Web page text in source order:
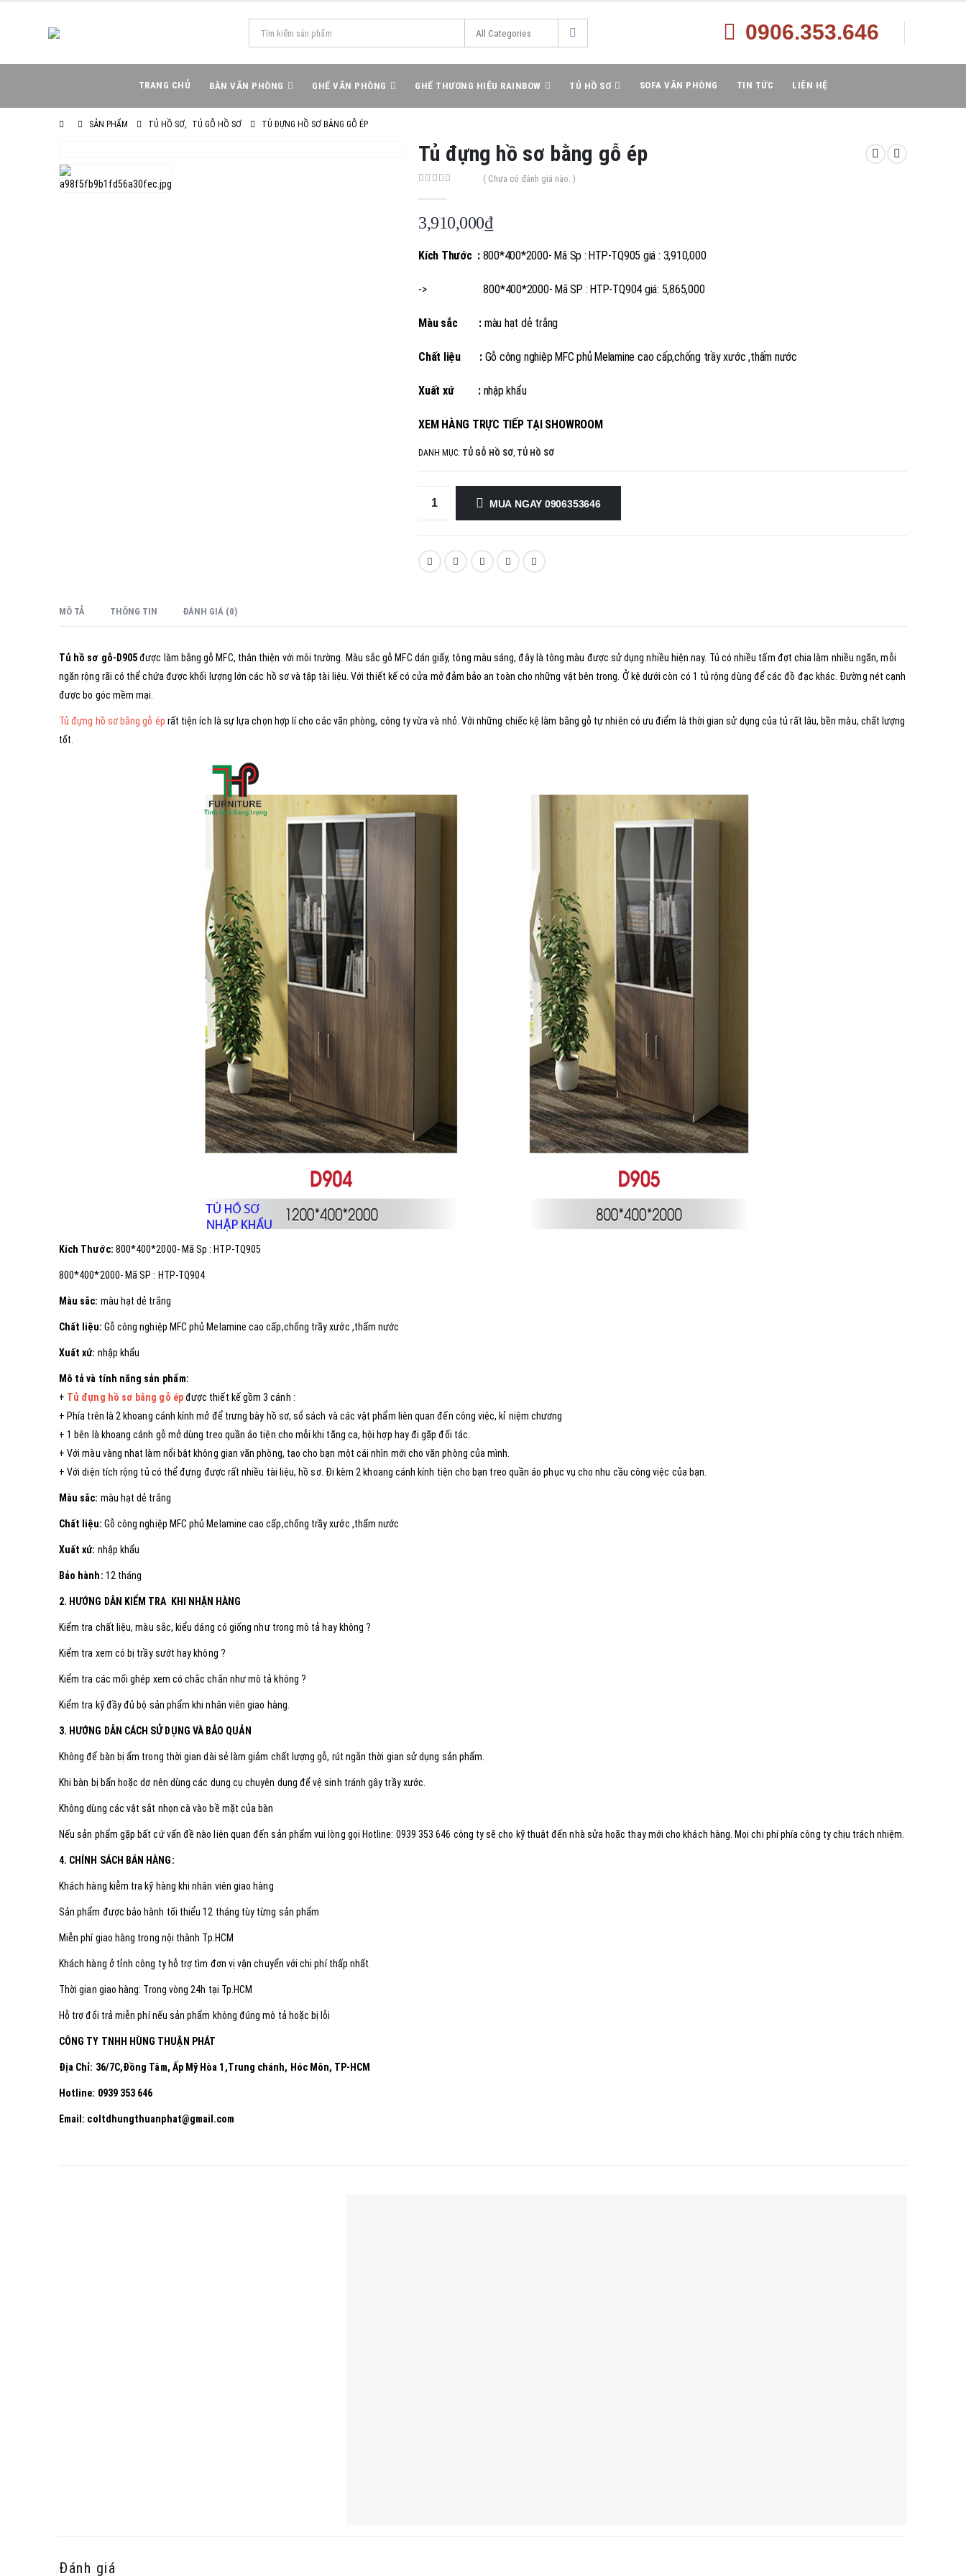
0906.353.646
TRANG CHỦ BÀN VĂN PHÒNG GHẾ VĂN PHÒNG GHẾ THƯƠNG HIỆU RAINBOW TỦ HỒ SƠ SOFA VĂN PHÒNG TIN TỨC LIÊN HỆ
SẢN PHẨM TỦ HỒ SƠ, TỦ GỖ HỒ SƠ TỦ ĐỰNG HỒ SƠ BẰNG GỖ ÉP
Tủ đựng hồ sơ bằng gỗ ép
( Chưa có đánh giá nào. )
3,910,000₫
Kích Thước :800*400*2000- Mã Sp : HTP-TQ905 giá : 3,910,000
-> 800*400*2000- Mã SP : HTP-TQ904 giá: 5,865,000
Màu sắc : màu hạt dẻ trắng
Chất liệu :Gỗ công nghiệp MFC phủ Melamine cao cấp,chống trầy xước ,thấm nước
Xuất xứ :nhập khẩu
XEM HÀNG TRỰC TIẾP TẠI SHOWROOM
DANH MỤC: TỦ GỖ HỒ SƠ TỦ HỒ SƠ
MUA NGAY 0906353646
MÔ TẢ THÔNG TIN ĐÁNH GIÁ (0)
Tủ hồ sơ gỗ-D905được làm bằng gỗ MFC, thân thiện với môi trường. Màu sắc gỗ MFC dán giấy, tông màu sáng, đây là tông màu được sử dụng nhiều hiện nay. Tủ có nhiều tấm đợt chia làm nhiều ngăn, mỗi
ngăn rộng rãi có thể chứa được khối lượng lớn các hồ sơ và tập tài liệu. Với thiết kế có cửa mở đảm bảo an toàn cho những vật bên trong. Ở kệ dưới còn có 1 tủ rộng dùng để các đồ đạc khác. Đường nét cạnh
được bo góc mềm mại.
Tủ đựng hồ sơ bằng gỗ ép rất tiện ích là sự lựa chọn hợp lí cho các văn phòng, công ty vừa và nhỏ. Với những chiếc kệ làm bằng gỗ tự nhiên có ưu điểm là thời gian sử dụng của tủ rất lâu, bền màu, chất lượng
tốt.
Kích Thước: 800*400*2000- Mã Sp : HTP-TQ905
800*400*2000- Mã SP : HTP-TQ904
Màu sắc: màu hạt dẻ trắng
Chất liệu: Gỗ công nghiệp MFC phủ Melamine cao cấp,chống trầy xước ,thấm nước
Xuất xứ: nhập khẩu
Mô tả và tính năng sản phẩm:
+ Tủ đựng hồ sơ bằng gỗ épđược thiết kế gồm 3 cánh :
+ Phía trên là 2 khoang cánh kính mở để trưng bày hồ sơ, sổ sách và các vật phẩm liên quan đến công việc, kỉ niệm chương
+ 1 bên là khoang cánh gỗ mở dùng treo quần áo tiện cho mỗi khi tăng ca, hội hợp hay đi gặp đối tác.
+ Với màu vàng nhạt làm nổi bật không gian văn phòng, tạo cho bạn một cái nhìn mới cho văn phòng của mình.
+ Với diện tích rộng tủ có thể đựng được rất nhiều tài liệu, hồ sơ. Đi kèm 2 khoang cánh kính tiện cho bạn treo quần áo phục vụ cho nhu cầu công việc của bạn.
Màu sắc: màu hạt dẻ trắng
Chất liệu: Gỗ công nghiệp MFC phủ Melamine cao cấp,chống trầy xước ,thấm nước
Xuất xứ: nhập khẩu
Bảo hành: 12 tháng
2. HƯỚNG DẪN KIỂM TRA KHI NHẬN HÀNG
Kiểm tra chất liệu, màu sắc, kiểu dáng có giống như trong mô tả hay không ?
Kiểm tra xem có bị trầy sướt hay không ?
Kiểm tra các mối ghép xem có chắc chắn như mô tả không ?
Kiểm tra kỹ đầy đủ bộ sản phẩm khi nhân viên giao hàng.
3. HƯỚNG DẪN CÁCH SỬ DỤNG VÀ BẢO QUẢN
Không để bàn bị ẩm trong thời gian dài sẻ làm giảm chất lượng gỗ, rút ngắn thời gian sử dụng sản phẩm.
Khi bàn bị bẩn hoặc dơ nên dùng các dụng cụ chuyên dụng để vệ sinh tránh gây trầy xước.
Không dùng các vật sắt nhọn cà vào bề mặt của bàn
Nếu sản phẩm gặp bất cứ vấn đề nào liên quan đến sản phẩm vui lòng gọi Hotline: 0939 353 646 công ty sẽ cho kỹ thuật đến nhà sửa hoặc thay mới cho khách hàng. Mọi chi phí phía công ty chịu trách nhiệm.
4. CHÍNH SÁCH BÁN HÀNG:
Khách hàng kiễm tra kỹ hàng khi nhân viên giao hàng
Sản phẩm được bảo hành tối thiểu 12 tháng tùy từng sản phẩm
Miễn phí giao hàng trong nội thành Tp.HCM
Khách hàng ở tỉnh công ty hỗ trợ tìm đơn vị vận chuyển với chi phí thấp nhất.
Thời gian giao hàng: Trong vòng 24h tại Tp.HCM
Hỗ trợ đổi trả miễn phí nếu sản phẩm không đúng mô tả hoặc bị lỗi
CÔNG TY TNHH HÙNG THUẬN PHÁT
Địa Chỉ: 36/7C,Đồng Tâm, Ấp Mỹ Hòa 1,Trung chánh, Hóc Môn, TP-HCM
Hotline: 0939 353 646
Email: coltdhungthuanphat@gmail.com
Đánh giá